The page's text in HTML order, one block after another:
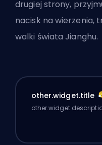
drugiej strony,
nacisk na wierzenia,
walki świata Jianghu.
other.widget.title